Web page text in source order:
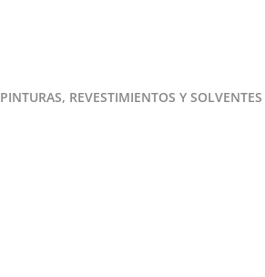
PINTURAS, REVESTIMIENTOS Y SOLVENTES